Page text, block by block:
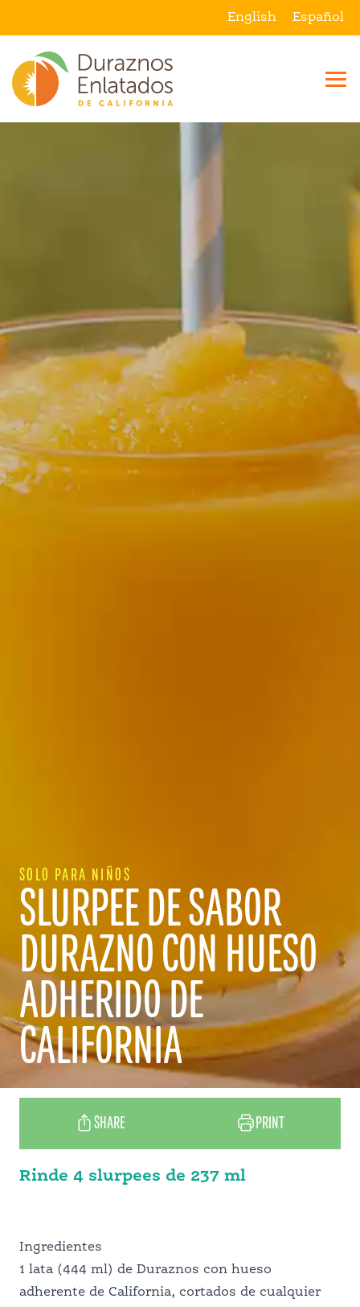
English Español
DESPENSA PERFECTA
PROFESIONALES DE LA
ALIMENTACIÓN
SERVICIO DE ALIMENTACIÓN
ESCOLAR
SOLO PARA NIÑOS
SLURPEE DE SABOR
DURAZNO CON HUESO
ADHERIDO DE
CALIFORNIA
Rinde 4 slurpees de 237 ml
SHARE PRINT
Ingredientes
1 lata (444 ml) de Duraznos con hueso
adherente de California, cortados de cualquier